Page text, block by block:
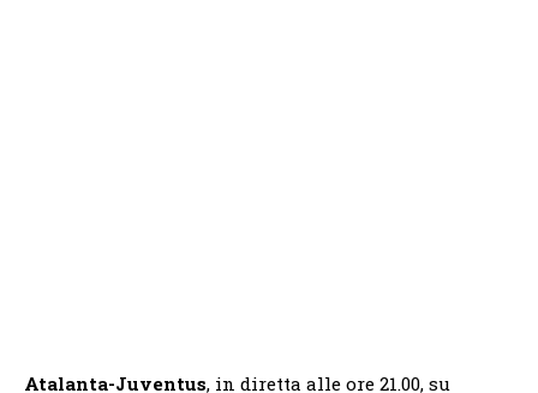
Atalanta-Juventus, in diretta alle ore 21.00, su